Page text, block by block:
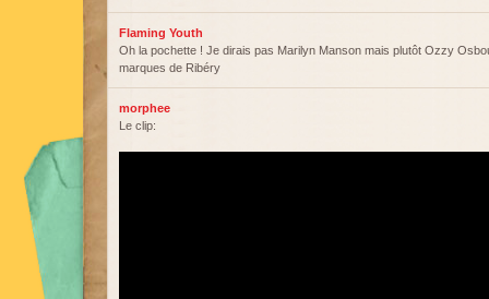
Flaming Youth
Oh la pochette ! Je dirais pas Marilyn Manson mais plutôt Ozzy
marques de Ribéry
morphee
Le clip: